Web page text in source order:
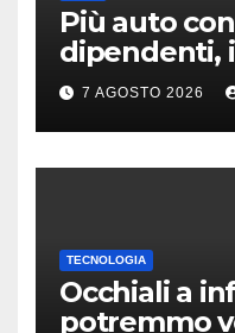
Più auto
dipendenti,
che7 AGOSTO 2026
TECNOLOGIA
Occhiali a
potremmo